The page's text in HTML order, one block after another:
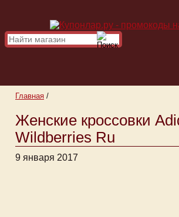
Главная /
Женские кроссовки
Wildberries Ru
9 января 2017